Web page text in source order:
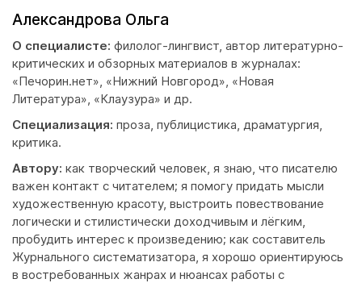
Александрова Ольга
О специалисте: филолог-лингвист, автор литературно-
критических и обзорных материалов в журналах:
«Печорин.нет», «Нижний Новгород», «Новая
Литература», «Клаузура» и др.
Специализация: проза, публицистика, драматургия,
критика.
Автору: как творческий человек, я знаю, что писателю
важен контакт с читателем; я помогу придать мысли
художественную красоту, выстроить повествование
логически и стилистически доходчивым и лёгким,
пробудить интерес к произведению; как составитель
Журнального систематизатора, я хорошо ориентируюсь
в востребованных жанрах и нюансах работы с